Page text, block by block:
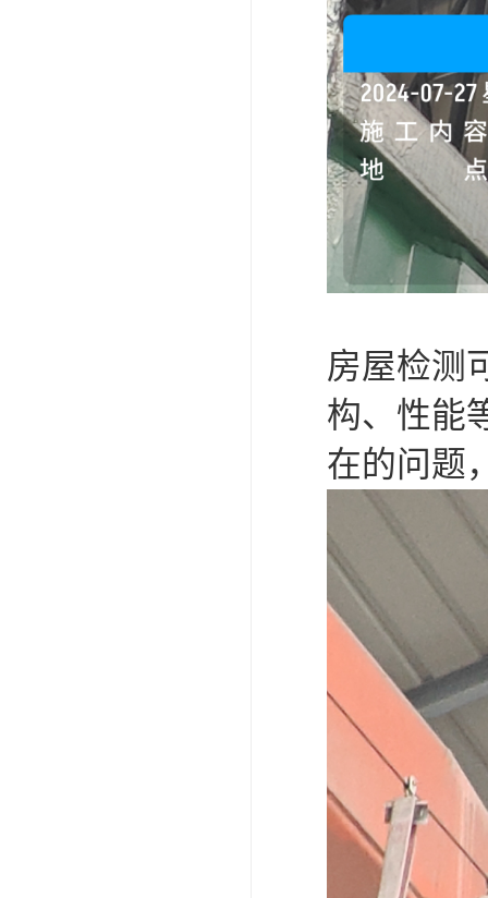
房屋检测
构、性能
在的问题